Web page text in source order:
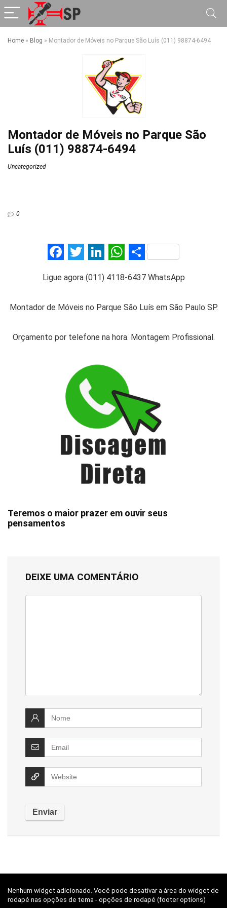
Home » Blog » Montador de Móveis no Parque São Luís (011) 98874-6494
Montador de Móveis no Parque São
Luís (011) 98874-6494
Uncategorized
0
F
ce
b
o
o
T
wi
tt
er
Li
ke
dI
n
W
at
s
A
p
ar
e
Ligue agora (011) 4118-6437 WhatsApp
Montador de Móveis no Parque São Luís em São Paulo SP.
Orçamento por telefone na hora. Montagem Profissional.
Teremos o maior prazer em ouvir seus
pensamentos
DEIXE UMA COMENTÁRIO
Nenhum widget adicionado. Você pode desativar a área do widget de
rodapé nas opções de tema - opções de rodapé (footer options)